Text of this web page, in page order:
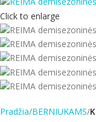
Click to enlarge
Pradžia BERNIUKAMS